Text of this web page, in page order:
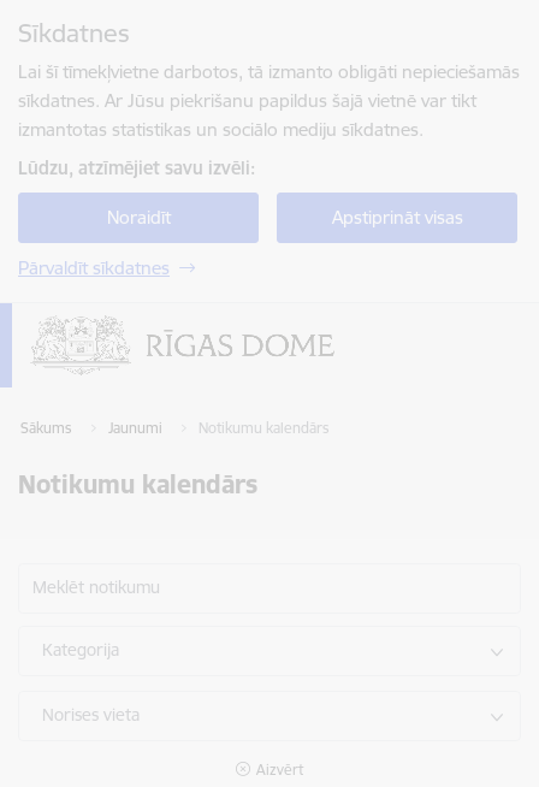
Sīkdatnes
Lai šī tīmekļvietne darbotos, tā izmanto obligāti nepieciešamās
sīkdatnes. Ar Jūsu piekrišanu papildus šajā vietnē var tikt
izmantotas statistikas un sociālo mediju sīkdatnes.
Lūdzu, atzīmējiet savu izvēli:
Noraidīt Apstiprināt visas
Pārvaldīt sīkdatnes
Sākums Jaunumi Notikumu kalendārs
Notikumu kalendārs
Meklēt notikumu
Kategorija
Norises vieta
Aizvērt